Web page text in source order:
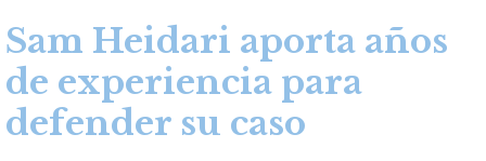
Sam Heidari aporta años
de experiencia para
defender su caso